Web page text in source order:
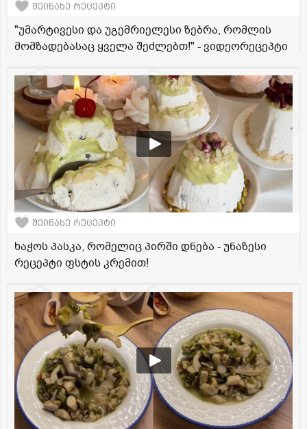
შეინახე რეცეპტი
"უმარტივესი და უგემრიელესი ზებრა, რომლის
მომზადებასაც ყველა შეძლებთ!" - ვიდეორეცეპტი
შეინახე რეცეპტი
ხაჭოს პასკა, რომელიც პირში დნება - უნაზესი
რეცეპტი ფსტის კრემით!